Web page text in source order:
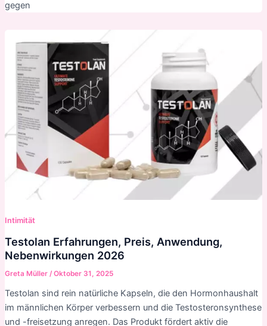
gegen
Intimität
Testolan Erfahrungen, Preis, Anwendung,
Nebenwirkungen 2026
Greta Müller /Oktober 31, 2025
Testolan sind rein natürliche Kapseln, die den Hormonhaushalt
im männlichen Körper verbessern und die Testosteronsynthese
und -freisetzung anregen. Das Produkt fördert aktiv die